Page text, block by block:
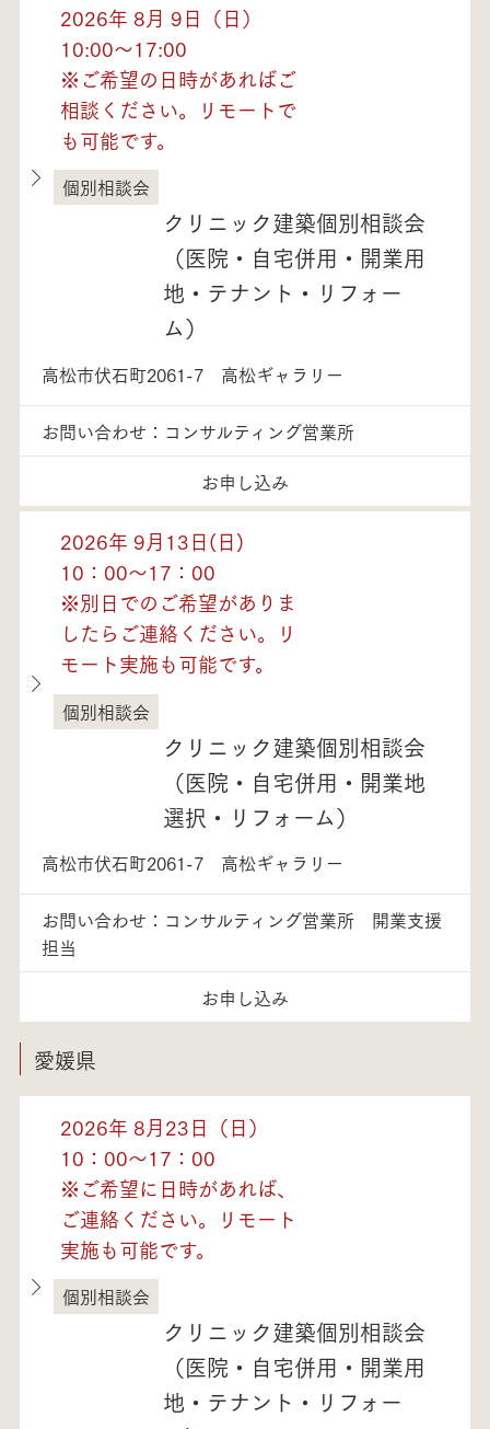
土地を探す 全国エリア情報
2026年 8月 9日（日）
10:00～17:00
※ご希望の日時があればご
相談ください。リモートで
も可能です。
香川県
個別相談会
クリニック建築個別相談会
（医院・自宅併用・開業用
地・テナント・リフォー
ム）
高松市伏石町2061-7 高松ギャラリー
お問い合わせ：コンサルティング営業所
お申し込み
2026年 9月13日(日)
10：00～17：00
※別日でのご希望がありま
したらご連絡ください。リ
モート実施も可能です。
香川県
個別相談会
クリニック建築個別相談会
（医院・自宅併用・開業地
選択・リフォーム）
高松市伏石町2061-7 高松ギャラリー
お問い合わせ：コンサルティング営業所 開業支援
担当
お申し込み
愛媛県
2026年 8月23日（日）
10：00～17：00
※ご希望に日時があれば、
ご連絡ください。リモート
実施も可能です。
愛媛県
個別相談会
クリニック建築個別相談会
（医院・自宅併用・開業用
地・テナント・リフォー